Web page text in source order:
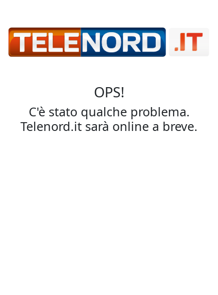
OPS!
C'è stato qualche problema.
Telenord.it sarà online a breve.